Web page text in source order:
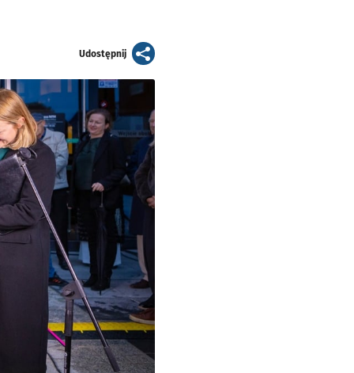
Udostępnijartykuł